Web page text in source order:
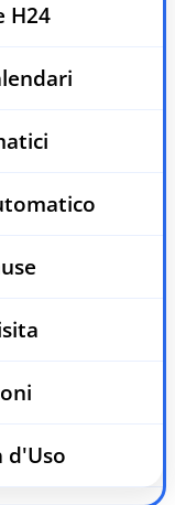
H24
d'Uso